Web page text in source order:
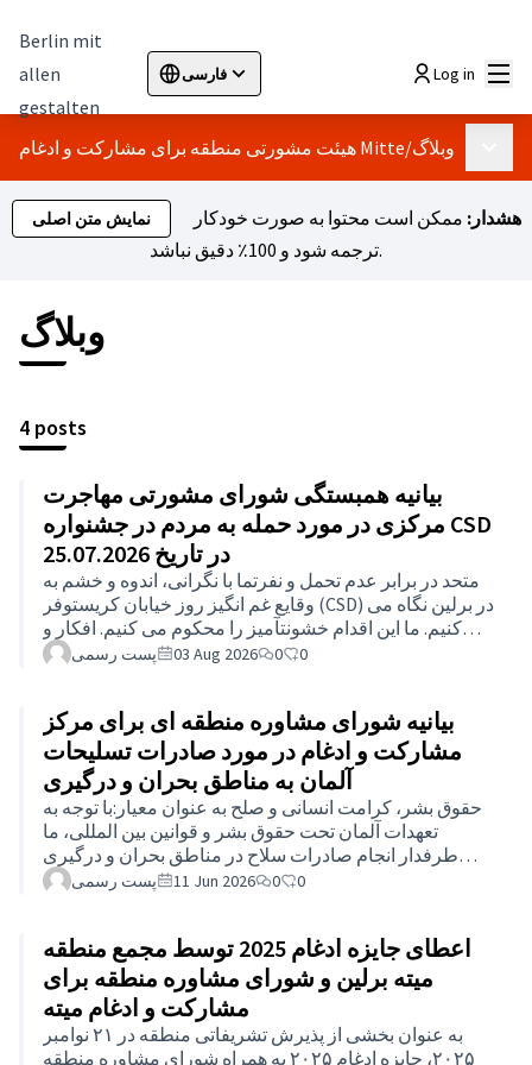
Berlin mit
allen
gestalten
فارسی
Sprache wählen Elegir el idioma
Log in
هیئت مشورتی منطقه برای مشارکت و ادغام Mitte/وبلاگ
نمایش متن اصلی هشدار: ممکن است محتوا به صورت خودکار
ترجمه شود و 100٪ دقیق نباشد.
وبلاگ
4 posts
بیانیه همبستگی شورای مشورتی مهاجرت
مرکزی در مورد حمله به مردم در جشنواره CSD
در تاریخ 25.07.2026
متحد در برابر عدم تحمل و نفرتما با نگرانی، اندوه و خشم به
وقایع غم انگیز روز خیابان کریستوفر (CSD) در برلین نگاه می
کنیم. ما این اقدام خشونتآمیز را محکوم می کنیم. افکار و
همدردی کامل ما به قربانیان، خانواده های آنها و کل جامعه
رادیکالیزه شده است. ما به عنوان شورای مشورتی
مهاجرت، به وضوح و صریح بیان می کنیم: ما این اقدام
بدجنسی را محکوم می کنیم و خود را به شدیدترین شکل
ممکن از هر نوع افراط گ…
پست رسمی 03 Aug 2026 0 0
بیانیه شورای مشاوره منطقه ای برای مرکز
مشارکت و ادغام در مورد صادرات تسلیحات
آلمان به مناطق بحران و درگیری
حقوق بشر، کرامت انسانی و صلح به عنوان معیار:با توجه به
تعهدات آلمان تحت حقوق بشر و قوانین بین المللی، ما
طرفدار انجام صادرات سلاح در مناطق بحران و درگیری
بسیار محدود تر و به طور مداوم شیوه های مجوز موجود با
برلین-میته که در تماس مستقیم با جوامع متاثر از جنگ، فرار
و مهاجرت هستند، ما ارتباط نزدیکی بین پویایی منازعات
جهانی و کار محلی ما در منطقه را مشاهده می کنیم. بسیاری
پست رسمی 11 Jun 2026 0 0
اعطای جایزه ادغام 2025 توسط مجمع منطقه
میته برلین و شورای مشاوره منطقه برای
مشارکت و ادغام میته
به عنوان بخشی از پذیرش تشریفاتی منطقه در ۲۱ نوامبر
۲۰۲۵، جایزه ادغام ۲۰۲۵ به همراه شورای مشاوره منطقه